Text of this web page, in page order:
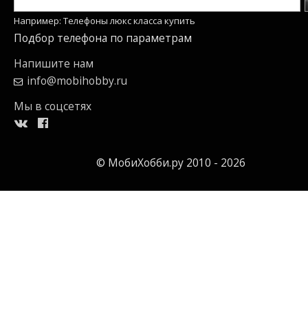
Например: Телефоны люкс класса купить
Подбор телефона по параметрам
Напишите нам
info@mobihobby.ru
Мы в соцсетях
© МобиХобби.ру 2010 - 2026